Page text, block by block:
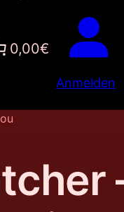
0,00€
Anmelden